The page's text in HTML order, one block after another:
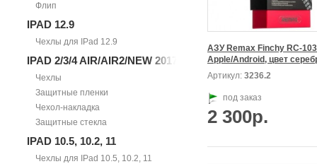
Флип
IPAD 12.9
Чехлы для IPad 12.9
IPAD 2/3/4 AIR/AIR2/NEW 2017
Чехлы
Защитные пленки
Чехол-накладка
Защитные стекла
IPAD 10.5, 10.2, 11
Чехлы для IPad 10.5, 10.2, 11
АЗУ Remax Finchy RC-103
Apple/Android, цвет
Артикул: 3236.2
под заказ
2 300р.